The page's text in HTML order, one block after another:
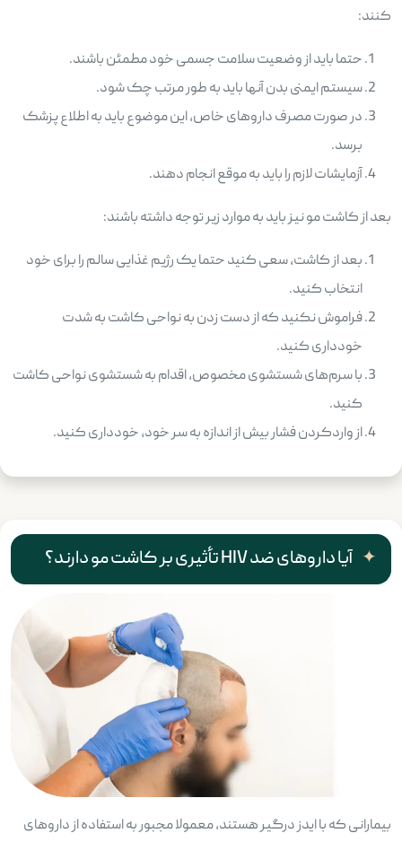
کنند:
حتما باید از وضعیت سلامت جسمی خود مطمئن باشند.
سیستم ایمنی بدن آنها باید به طور مرتب چک شود.
در صورت مصرف داروهای خاص، این موضوع باید به اطلاع پزشک
برسد.
آزمایشات لازم را باید به موقع انجام دهند.
بعد از کاشت مو نیز باید به موارد زیر توجه داشته باشند:
بعد از کاشت، سعی کنید حتما یک رژیم غذایی سالم را برای خود
انتخاب کنید.
فراموش نکنید که از دست زدن به نواحی کاشت به شدت
خودداری کنید.
با سرم‌های شستشوی مخصوص، اقدام به شستشوی نواحی کاشت
کنید.
از واردکردن فشار بیش از اندازه به سر خود، خودداری کنید.
آیا داروهای ضد HIV تأثیری بر کاشت مو دارند؟
بیمارانی که با ایدز درگیر هستند، معمولا مجبور به استفاده از داروهای